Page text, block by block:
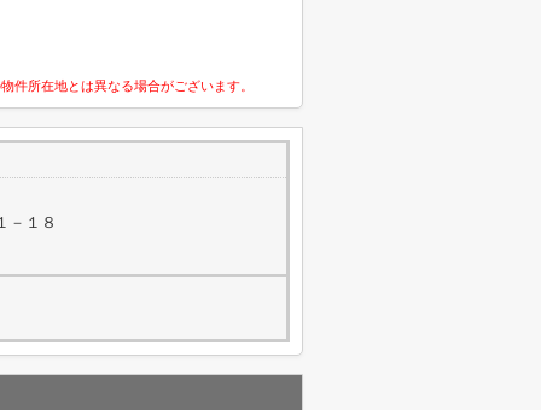
件所在地とは異なる場合がございます。
－１８